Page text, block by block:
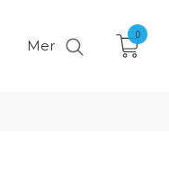
Mer
0